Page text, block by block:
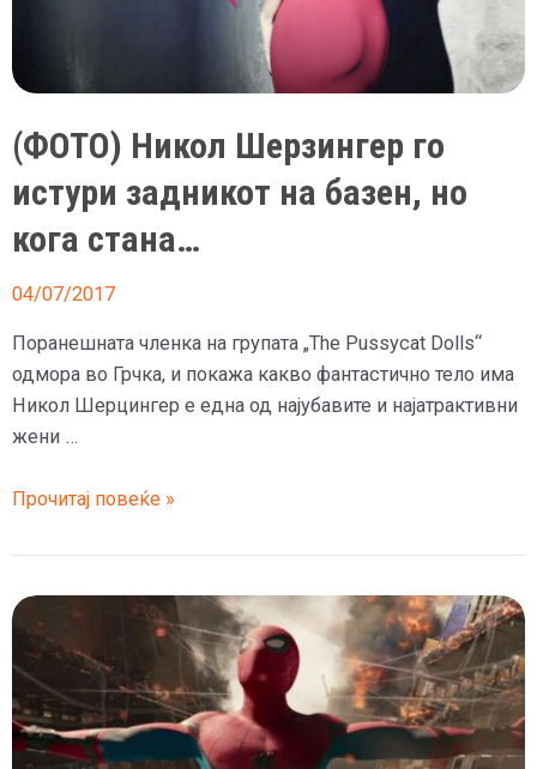
(ФОТО) Никол Шерзингер го
истури задникот на базен, но
кога стана…
04/07/2017
Поранешната членка на групата „The Pussycat Dolls“
одмора во Грчка, и покажа какво фантастично тело има
Никол Шерцингер е една од најубавите и најатрактивни
жени …
(ФОТО)
Шерзингер
го
истури
задникот
на
базен,
но
Прочитај повеќе »